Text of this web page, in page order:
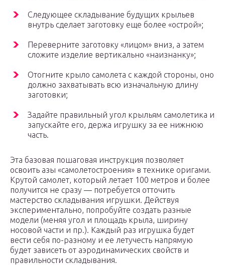
Следующее складывание будущих крыльев
внутрь сделает заготовку еще более «острой»;
Переверните заготовку «лицом» вниз, а затем
сложите изделие вертикально «наизнанку»;
Отогните крыло самолета с каждой стороны, оно
должно захватывать всю изначальную длину
заготовки;
Задайте правильный угол крыльям самолетика и
запускайте его, держа игрушку за ее нижнюю
часть.
Эта базовая пошаговая инструкция позволяет
освоить азы «самолетостроения» в технике оригами.
Крутой самолет, который летает 100 метров и более
получится не сразу — потребуется отточить
мастерство складывания игрушки. Действуя
экспериментально, попробуйте создать разные
модели (меняя угол и площадь крыла, ширину
носовой части и пр.). Каждый раз игрушка будет
вести себя по-разному и ее летучесть напрямую
будет зависеть от аэродинамических свойств и
правильности складывания.